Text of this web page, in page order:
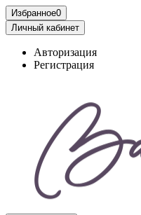
Избранное0
Личный кабинет
Авторизация
Регистрация